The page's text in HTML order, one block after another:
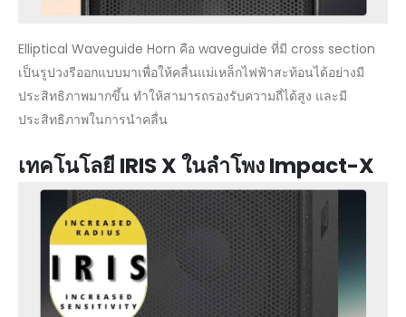
Elliptical Waveguide Horn คือ waveguide ที่มี cross section
เป็นรูปวงรีออกแบบมาเพื่อให้คลื่นแม่เหล็กไฟฟ้าสะท้อนได้อย่างมี
ประสิทธิภาพมากขึ้น ทำให้สามารถรองรับความถี่ได้สูง และมี
ประสิทธิภาพในการนำคลื่น
เทคโนโลยี IRIS X ในลำโพง Impact-X